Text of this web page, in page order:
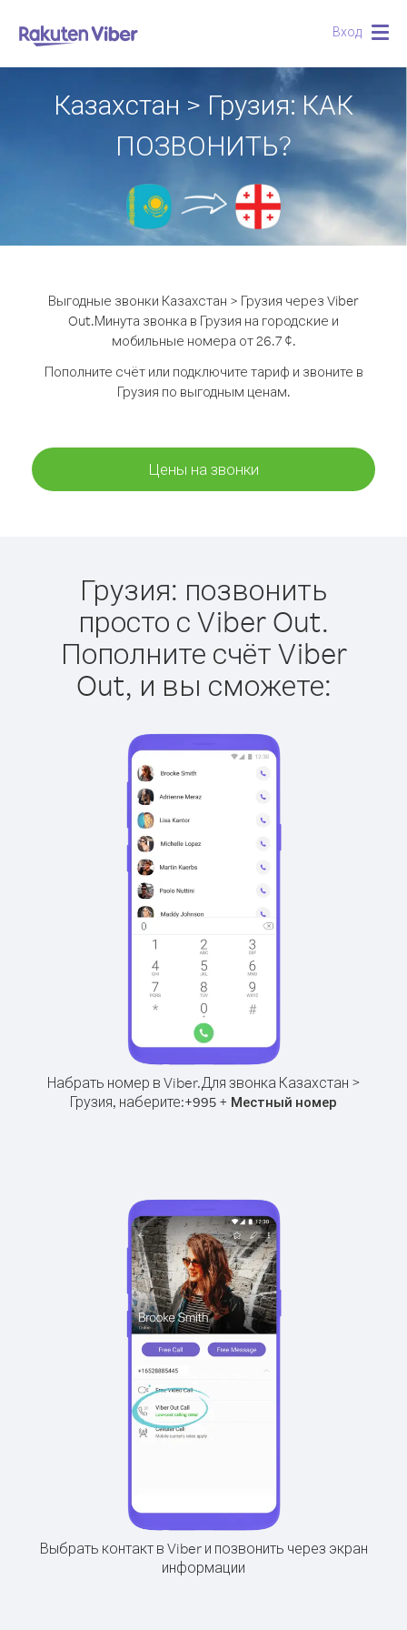
Вход
Казахстан > Грузия: КАК
ПОЗВОНИТЬ?
Выгодные звонки Казахстан > Грузия через Viber
Out.Минута звонка в Грузия на городские и
мобильные номера от 26.7 ¢.
Пополните счёт или подключите тариф и звоните в
Грузия по выгодным ценам.
Цены на звонки
Грузия: позвонить
просто с Viber Out.
Пополните счёт Viber
Out, и вы сможете:
Набрать номер в Viber.Для звонка Казахстан >
Грузия, наберите:+995 + Местный номер
Выбрать контакт в Viber и позвонить через экран
информации